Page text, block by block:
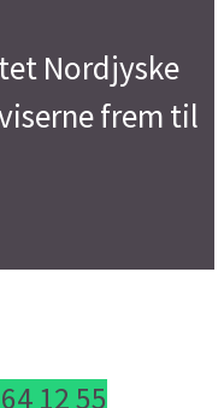
Nordjyske
frem til
12 55